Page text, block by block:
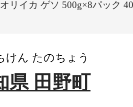
リイカ ゲソ 500g×8パック
けん たのちょう
県 田野町